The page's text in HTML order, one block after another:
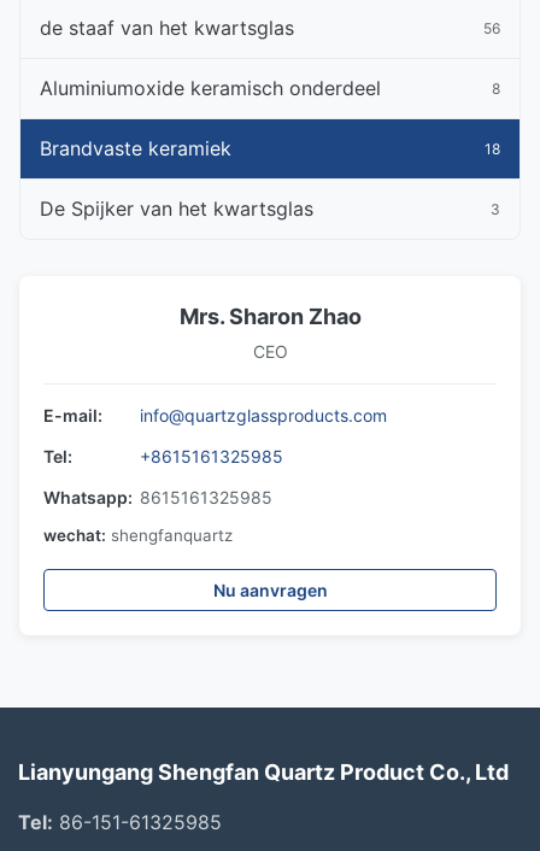
de staaf van het kwartsglas 56
Aluminiumoxide keramisch onderdeel 8
Brandvaste keramiek 18
De Spijker van het kwartsglas 3
Mrs. Sharon Zhao
CEO
E-mail:
info@quartzglassproducts.com
Tel:
+8615161325985
Whatsapp: 8615161325985
wechat: shengfanquartz
Nu aanvragen
Lianyungang Shengfan Quartz Product Co., Ltd
Tel: 86-151-61325985